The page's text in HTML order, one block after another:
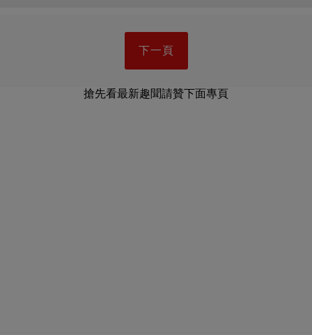
下一頁
搶先看最新趣聞請贊下面專頁